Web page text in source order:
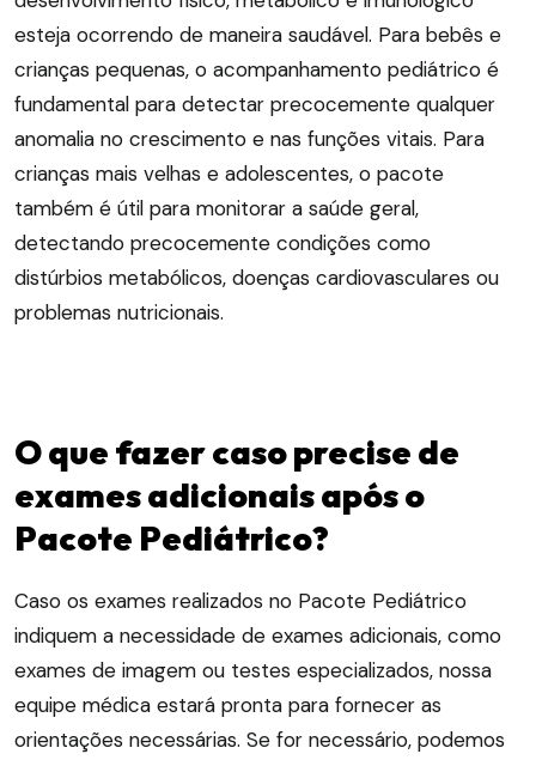
esteja ocorrendo de maneira saudável. Para bebês e
crianças pequenas, o acompanhamento pediátrico é
fundamental para detectar precocemente qualquer
anomalia no crescimento e nas funções vitais. Para
crianças mais velhas e adolescentes, o pacote
também é útil para monitorar a saúde geral,
detectando precocemente condições como
distúrbios metabólicos, doenças cardiovasculares ou
problemas nutricionais.
O que fazer caso precise de
exames adicionais após o
Pacote Pediátrico?
Caso os exames realizados no Pacote Pediátrico
indiquem a necessidade de exames adicionais, como
exames de imagem ou testes especializados, nossa
equipe médica estará pronta para fornecer as
orientações necessárias. Se for necessário, podemos